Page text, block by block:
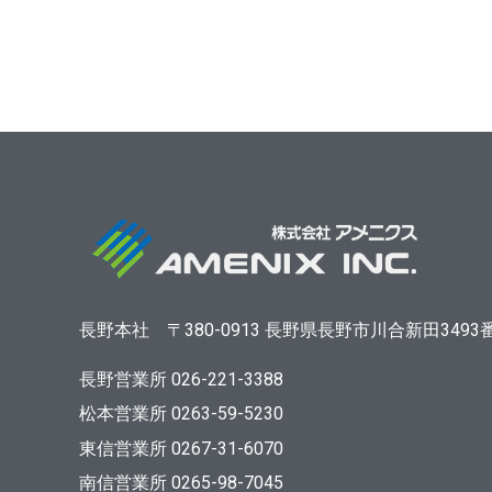
長野本社 〒380-0913 長野県長野市川合新田3493
長野営業所 026-221-3388
松本営業所 0263-59-5230
東信営業所 0267-31-6070
南信営業所 0265-98-7045